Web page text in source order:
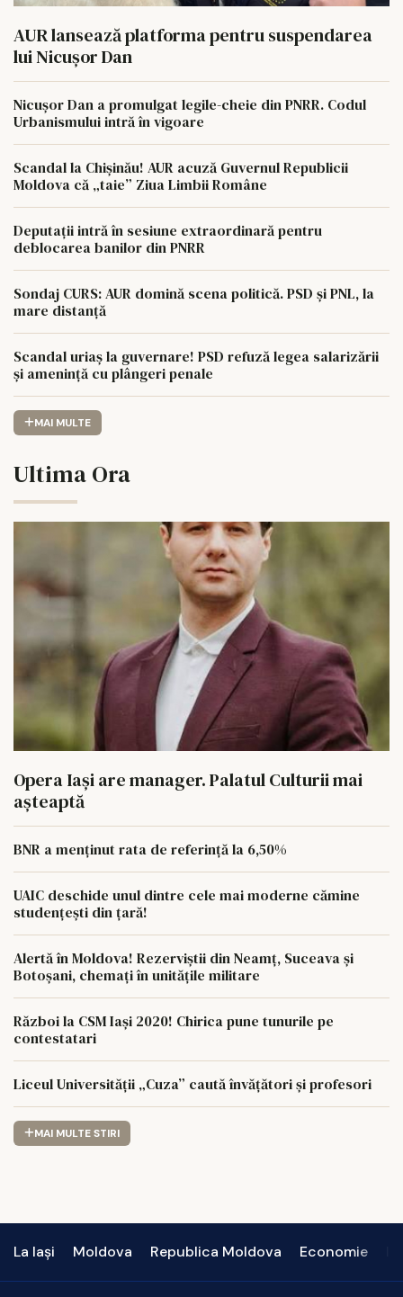
AUR lansează platforma pentru suspendarea
lui Nicușor Dan
Nicușor Dan a promulgat legile-cheie din PNRR. Codul
Urbanismului intră în vigoare
Scandal la Chișinău! AUR acuză Guvernul Republicii
Moldova că „taie” Ziua Limbii Române
Deputații intră în sesiune extraordinară pentru
deblocarea banilor din PNRR
Sondaj CURS: AUR domină scena politică. PSD și PNL, la
mare distanță
Scandal uriaș la guvernare! PSD refuză legea salarizării
și amenință cu plângeri penale
MAI MULTE
Ultima Ora
Opera Iași are manager. Palatul Culturii mai
așteaptă
BNR a menținut rata de referință la 6,50%
UAIC deschide unul dintre cele mai moderne cămine
studențești din țară!
Alertă în Moldova! Rezerviștii din Neamț, Suceava și
Botoșani, chemați în unitățile militare
Război la CSM Iași 2020! Chirica pune tunurile pe
contestatari
Liceul Universității „Cuza” caută învățători și profesori
MAI MULTE STIRI
La Iași Moldova Republica Moldova Economie